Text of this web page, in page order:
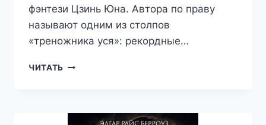
фэнтези Цзинь Юна. Автора по праву
называют одним из столпов
«треножника уся»: рекордные…
ЧИТАТЬ КНИГА
2